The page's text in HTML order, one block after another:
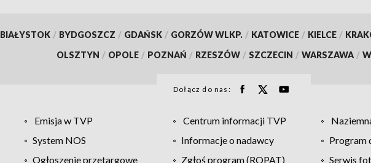
BIAŁYSTOK / BYDGOSZCZ / GDAŃSK / GORZÓW WLKP. / KATOWICE / KIELCE /
OLSZTYN / OPOLE / POZNAŃ / RZESZÓW / SZCZECIN / WARSZAWA /
Dołącz do nas:
Emisja w TVP Centrum informacji TVP
System NOS Informacje o nadawcy
Program
Ogłoszenie przetargowe Zgłoś program (ROPAT)
Serwis